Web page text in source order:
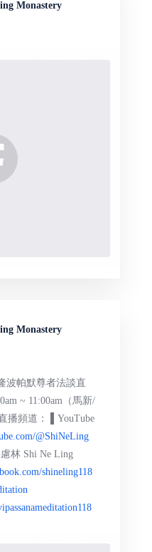
Monastery
Monastery
波帕默尊者法談直
台/北京時間 GMT+8） 直播頻道： ▌YouTube
@ShiNeLing
林 Shi Ne Ling
shineling118